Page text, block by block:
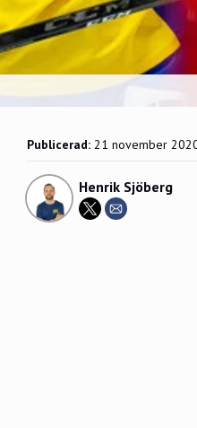
Publicerad: 21 november
Henrik Sjöberg